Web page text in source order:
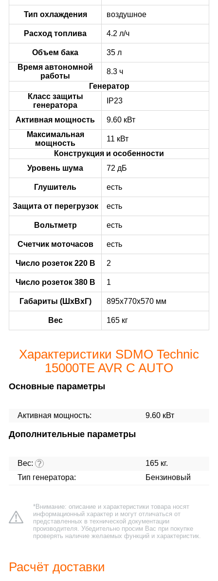
Тип охлаждения воздушное
Расход топлива 4.2 л/ч
Объем бака
35 л
Время автономной
работы
8.3 ч
Генератор
Класс защиты
генератора
IP23
Активная мощность
9.60 кВт
Максимальная
мощность
11 кВт
Конструкция и особенности
Уровень шума
72 дБ
Глушитель есть
Защита от перегрузок есть
Вольтметр есть
Счетчик моточасов есть
Число розеток 220 В 2
Число розеток 380 В 1
Габариты (ШхВхГ) 895x770x570 мм
Вес 165 кг
Характеристики SDMO Technic
15000TE AVR C AUTO
Основные параметры
Активная мощность: 9.60 кВт
Дополнительные параметры
Вес: ?
165 кг.
Тип генератора:
Бензиновый
*Внимание: описание и характеристики товара носят
информационный характер и могут отличаться от
представленных в технической документации
производителя. Убедительно просим Вас при покупке
проверять наличие желаемых функций и характеристик.
Расчёт доставки